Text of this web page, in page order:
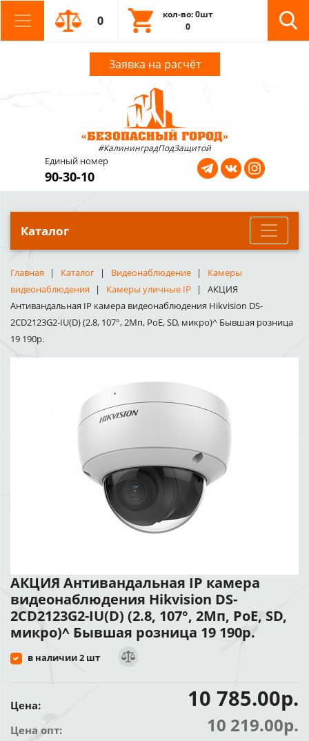
0
кол-во: 0шт
0
Заявка на расчёт
#КалининградПодЗащитой
Единый номер
90-30-10
Каталог
Главная Каталог Видеонаблюдение
Камеры
видеонаблюдения
Камеры уличные IP
АКЦИЯ
Антивандальная IP камера видеонаблюдения Hikvision DS-
2CD2123G2-IU(D) (2.8, 107°, 2Мп, PoE, SD, микро)^ Бывшая розница
19 190р.
АКЦИЯ Антивандальная IP камера
видеонаблюдения Hikvision DS-
2CD2123G2-IU(D) (2.8, 107°, 2Мп, PoE, SD,
микро)^ Бывшая розница 19 190р.
в наличии 2 шт
Цена: 10 785.00р.
Цена опт: 10 219.00р.